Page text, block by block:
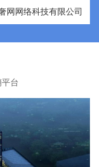
网网络科技有限公司
台